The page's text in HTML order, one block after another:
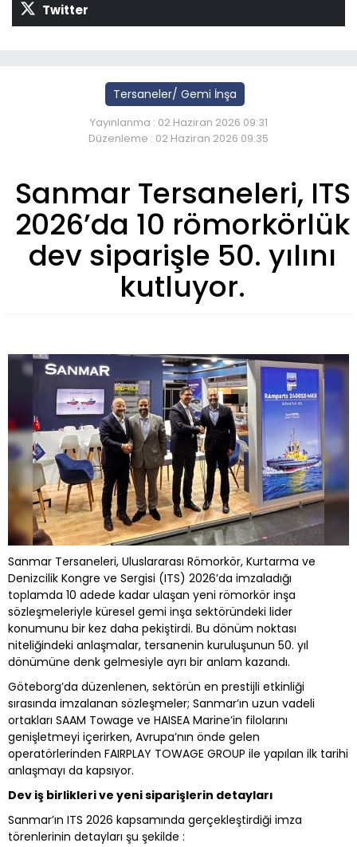
Twitter
Tersaneler/ Gemi İnşa
Yayınlanma : 02 Haziran 2026 09:31
Düzenleme : 02 Haziran 2026 09:35
Sanmar Tersaneleri, ITS
2026’da 10 römorkörlük
dev siparişle 50. yılını
kutluyor.
Sanmar Tersaneleri, Uluslararası Römorkör, Kurtarma ve
Denizcilik Kongre ve Sergisi (ITS) 2026’da imzaladığı
toplamda 10 adede kadar ulaşan yeni römorkör inşa
sözleşmeleriyle küresel gemi inşa sektöründeki lider
konumunu bir kez daha pekiştirdi. Bu dönüm noktası
niteliğindeki anlaşmalar, tersanenin kuruluşunun 50. yıl
dönümüne denk gelmesiyle ayrı bir anlam kazandı.
Göteborg’da düzenlenen, sektörün en prestijli etkinliği
sırasında imzalanan sözleşmeler; Sanmar’ın uzun vadeli
ortakları SAAM Towage ve HAISEA Marine’in filolarını
genişletmeyi içerirken, Avrupa’nın önde gelen
operatörlerinden FAIRPLAY TOWAGE GROUP ile yapılan ilk tarihi
anlaşmayı da kapsıyor.
Dev iş birlikleri ve yeni siparişlerin detayları
Sanmar’ın ITS 2026 kapsamında gerçekleştirdiği imza
törenlerinin detayları şu şekilde :